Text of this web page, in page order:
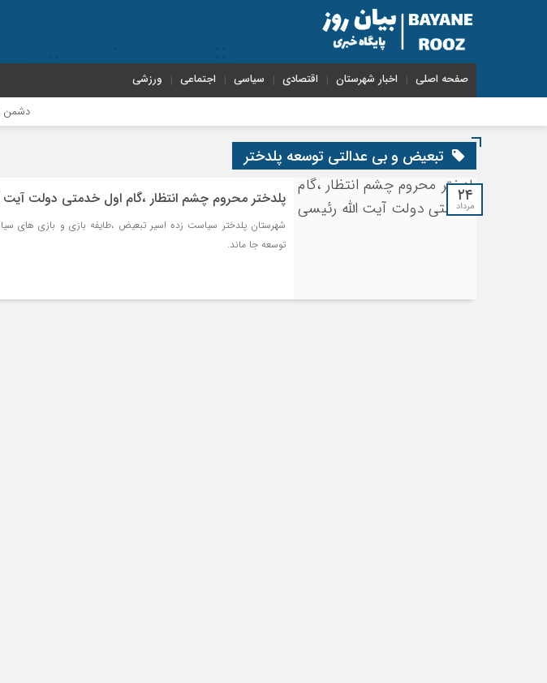
صفحه اصلی اخبار شهرستان اقتصادی سیاسی اجتماعی ورزشی
دشمن با جنگ
تبعیض و بی عدالتی توسعه پلدختر
۲۴
مرداد پلدختر محروم چشم انتظار ،گام اول خدمتی دولت آیت
شهرستان پلدختر سیاست زده اسیر تبعیض ،طایفه بازی و بازی های
توسعه جا ماند.